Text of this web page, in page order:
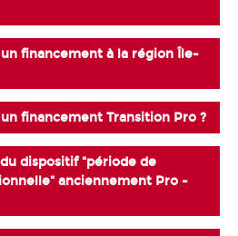
financement à la région Île-
financement Transition Pro ?
dispositif "période de
anciennement Pro -